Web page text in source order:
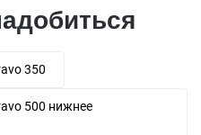
350
500 нижнее